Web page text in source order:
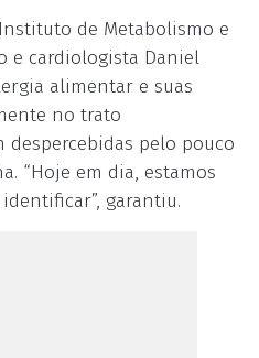
de Metabolismo e
e cardiologista Daniel
alimentar e suas
no trato
despercebidas pelo pouco
“Hoje em dia, estamos
garantiu.